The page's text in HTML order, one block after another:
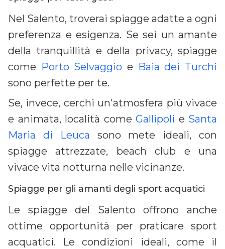
Nel Salento, troverai spiagge adatte a ogni
preferenza e esigenza. Se sei un amante
della tranquillità e della privacy, spiagge
come
Porto Selvaggio e
Baia dei Turchi
sono perfette per te.
Se, invece, cerchi un'atmosfera più vivace
e animata, località come Gallipoli e Santa
Maria di Leuca sono mete ideali, con
spiagge attrezzate, beach club e una
vivace vita notturna nelle vicinanze.
Spiagge per gli amanti degli sport acquatici
Le spiagge del Salento offrono anche
ottime opportunità per praticare sport
acquatici. Le condizioni ideali, come il